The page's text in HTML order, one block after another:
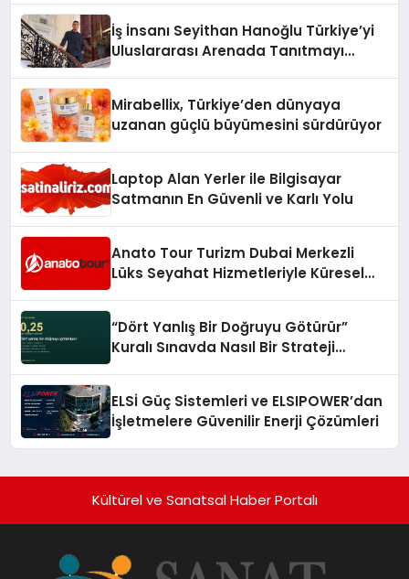
İş İnsanı Seyithan Hanoğlu Türkiye’yi
Uluslararası Arenada Tanıtmayı
Mirabellix, Türkiye’den dünyaya
uzanan güçlü büyümesini sürdürüyor
Laptop Alan Yerler ile Bilgisayar
Satmanın En Güvenli ve Karlı Yolu
Anato Tour Turizm Dubai Merkezli
Lüks Seyahat Hizmetleriyle Küresel
“Dört Yanlış Bir Doğruyu Götürür”
Kuralı Sınavda Nasıl Bir Strateji
ELSİ Güç Sistemleri ve ELSIPOWER’dan
İşletmelere Güvenilir Enerji Çözümleri
Kültürel ve Sanatsal Haber Portalı